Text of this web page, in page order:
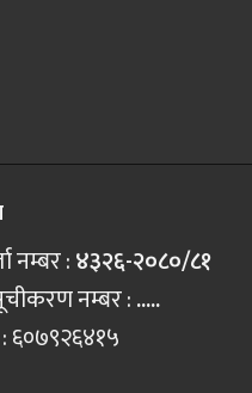
नम्बर :४३२६-२०८०/८१
नम्बर :.....
६०७९२६४१५